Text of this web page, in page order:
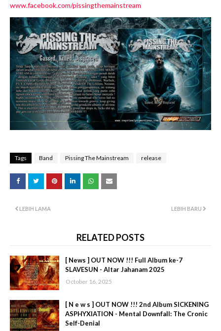
www.facebook.com/pissingthemainstream
Tags Band Pissing The Mainstream release
LEBIH BARU
LEBIH LAMA
RELATED POSTS
[ News ] OUT NOW !!! Full Album ke-7
SLAVESUN - Altar Jahanam 2025
October 16, 2025
[ N e w s ] OUT NOW !!! 2nd Album SICKENING
ASPHYXIATION - Mental Downfall: The Cronic
Self-Denial